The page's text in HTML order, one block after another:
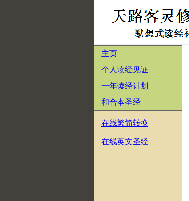
主页
个人读经见证
一年读经计划
和合本圣经
在线繁简转换
在线英文圣经